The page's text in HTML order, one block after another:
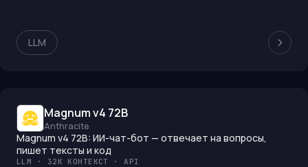
LLM
Magnum v4 72B
Anthracite
Magnum v4 72B: ИИ-чат-бот — отвечает на вопросы,
пишет тексты и код
LLM · 32K КОНТЕКСТ · API